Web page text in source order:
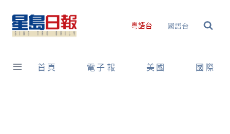
content
粵語台 國語台
首頁 電子報 美國 國際